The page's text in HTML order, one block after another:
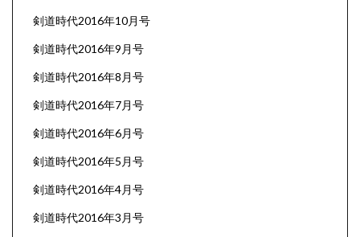
剣道時代2016年10月号
剣道時代2016年9月号
剣道時代2016年8月号
剣道時代2016年7月号
剣道時代2016年6月号
剣道時代2016年5月号
剣道時代2016年4月号
剣道時代2016年3月号